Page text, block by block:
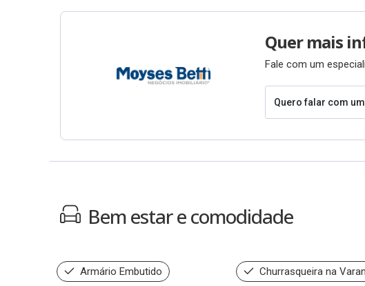
Quer mais
Fale com um
Quero falar com
Bem estar e comodidade
Armário Embutido Churrasqueira na